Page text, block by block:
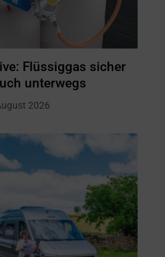
Flüssiggas sicher
unterwegs
2026